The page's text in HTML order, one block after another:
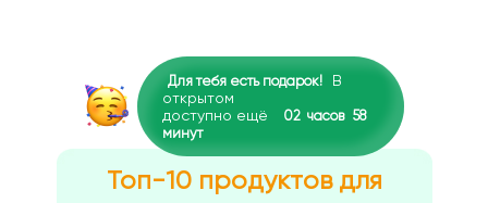
Для тебя есть подарок!
В
открытом
доступно ещё
02 часов 58
минут
Топ-10 продуктов для